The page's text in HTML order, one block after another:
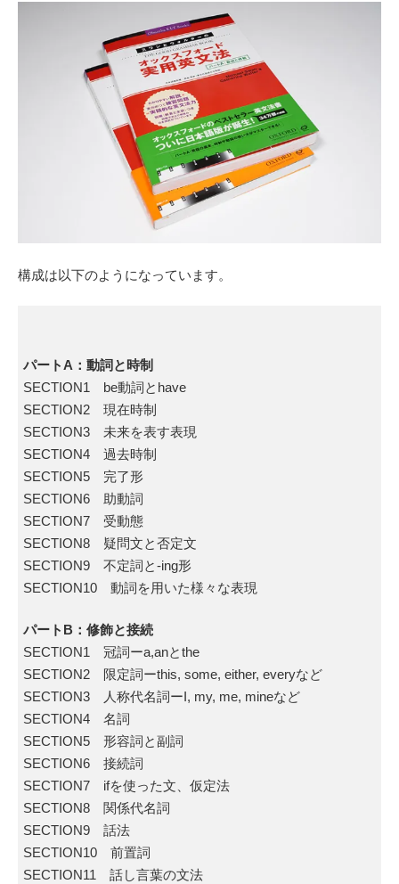
構成は以下のようになっています。
パートA：動詞と時制
SECTION1 be動詞とhave
SECTION2 現在時制
SECTION3 未来を表す表現
SECTION4 過去時制
SECTION5 完了形
SECTION6 助動詞
SECTION7 受動態
SECTION8 疑問文と否定文
SECTION9 不定詞と-ing形
SECTION10 動詞を用いた様々な表現
パートB：修飾と接続
SECTION1 冠詞ーa,anとthe
SECTION2 限定詞ーthis, some, either, everyなど
SECTION3 人称代名詞ーI, my, me, mineなど
SECTION4 名詞
SECTION5 形容詞と副詞
SECTION6 接続詞
SECTION7 ifを使った文、仮定法
SECTION8 関係代名詞
SECTION9 話法
SECTION10 前置詞
SECTION11 話し言葉の文法